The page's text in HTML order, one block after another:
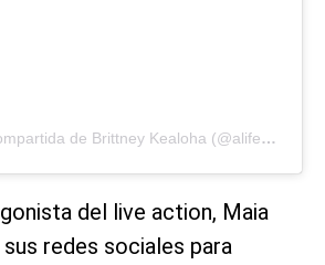
Una publicación compartida de Brittney Kealoha (@alifewebuilt)
del live action, Maia
redes sociales para